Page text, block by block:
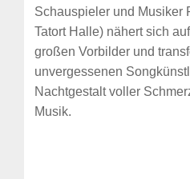
Schauspieler und Musiker
Tatort Halle) nähert sich
großen Vorbilder und
unvergessenen
Nachtgestalt voller
Musik.